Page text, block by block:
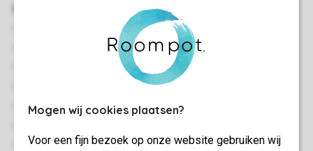
Mogen wij cookies plaatsen?
Voor een fijn bezoek op onze website gebruiken wij
Informations générales
Deux chambres à coucher
Wifi Gratuit
Interdiction de fumer